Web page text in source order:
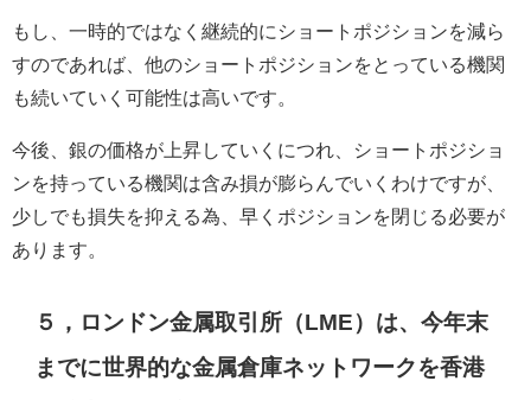
もし、一時的ではなく継続的にショートポジションを減ら
すのであれば、他のショートポジションをとっている機関
も続いていく可能性は高いです。
今後、銀の価格が上昇していくにつれ、ショートポジショ
ンを持っている機関は含み損が膨らんでいくわけですが、
少しでも損失を抑える為、早くポジションを閉じる必要が
あります。
５，ロンドン金属取引所（LME）は、今年末
までに世界的な金属倉庫ネットワークを香港